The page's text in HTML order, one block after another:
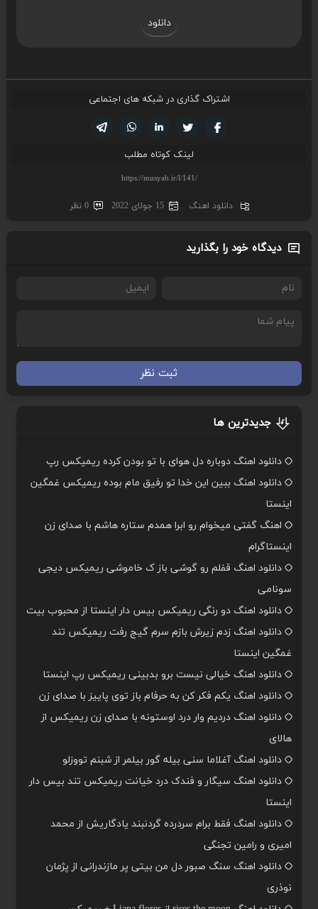
دانلود
اشتراک گذاری در شبکه های اجتماعی
لینکدین تویتر
فیسوک
لینک کوتاه مطلب
دانلود اهنگ 15 جولای 2022 0 نظر
دیدگاه خود را بگذارید
ثبت نظر
جدیدترین ها
دانلود اهنگ دوباره دل هوای با تو بودن کرده ریمیکس رپ
دانلود اهنگ ببین این خدا تو رفیق مام بوده ریمیکس غمگین
اینستا
اهنگ گفتی میخوام رو ابرا همدم ستاره هاشم با صدای زن
اینستاگرام
دانلود اهنگ قفلم رو گوشی باز ک خاموشی ریمیکس دیجی
سونامی
دانلود اهنگ دو رنگی ریمیکس بیس دار اینستا از محبوب بیت
دانلود اهنگ زدم زیرش بازم سرم گیج رفت ریمیکس تند
غمگین اینستا
دانلود اهنگ خیالی نیست برو بدبینی ریمیکس رپ اینستا
دانلود اهنگ یکم فکر کن به حرفام باز توی پاییز با صدای زن
دانلود اهنگ دردیم وار درد اوستونه با صدای زن ریمیکس از
هالای
دانلود اهنگ آغلاما سنی بیله گور بیلمر از شبنم تووزلو
دانلود اهنگ سیگار و فندک درد خیانت ریمیکس تند بیس دار
اینستا
دانلود اهنگ فقط برام سردرده گردنبند یادگاریش از محمد
امیری و رامین تجنگی
دانلود اهنگ سنگ صبور دل من بیتی پر مازندرانی از پژمان
نوذری